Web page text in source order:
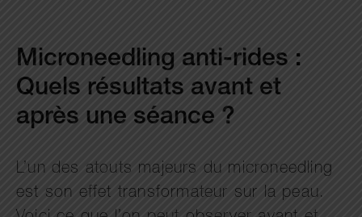
Microneedling anti-rides :
Quels résultats avant et
après une séance ?
L’un des atouts majeurs du microneedling
est son effet transformateur sur la peau.